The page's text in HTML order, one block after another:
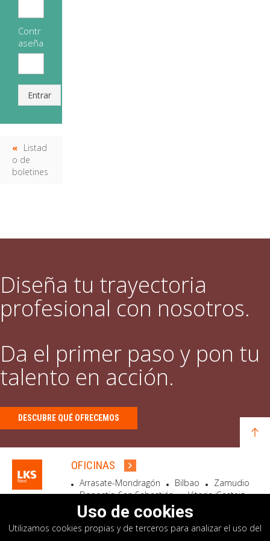
Contr
aseña
Entrar
Listad
o de
boletines
Diseña tu trayectoria
profesional con nosotros.
Da el primer paso y pon tu
talento en acción.
DESCUBRE QUÉ OFRECEMOS
OFICINAS
Arrasate-Mondragón Bilbao
Zamudio
Donostia-San Sebastián
Vitoria-Gasteiz
Madrid
El Astillero Bidart
SEDE SOCIAL
Uso de cookies
Utilizamos cookies propias y de terceros para analizar el uso del